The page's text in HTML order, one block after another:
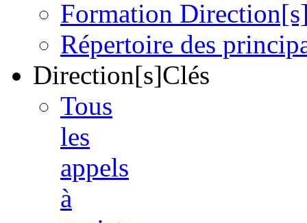
Formation
Répertoire des
Direction[s]Clés
Tous
les
appels
à